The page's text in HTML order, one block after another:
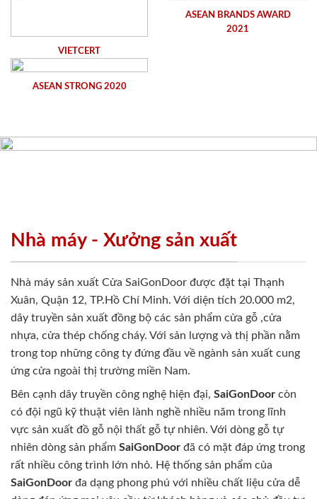
VIETCERT
ASEAN BRANDS AWARD
2021
ASEAN STRONG 2020
Nhà máy - Xưởng sản xuất
Nhà máy sản xuất Cửa SaiGonDoor được đặt tại Thạnh
Xuân, Quận 12, TP.Hồ Chí Minh. Với diện tích 20.000 m2,
dây truyền sản xuất đồng bộ các sản phẩm cửa gỗ ,cửa
nhựa, cửa thép chống cháy. Với sản lượng và thị phần nằm
trong top những công ty đứng đầu về ngành sản xuất cung
ứng cửa ngoài thị trường miền Nam.
Bên cạnh dây truyền công nghệ hiện đại, SaiGonDoor còn
có đội ngũ kỹ thuật viên lành nghề nhiều năm trong lĩnh
vực sản xuất đồ gỗ nội thất gỗ tự nhiên. Với dòng gỗ tự
nhiên dòng sản phẩm SaiGonDoor đã có mặt đáp ứng trong
rất nhiều công trình lớn nhỏ. Hệ thống sản phẩm của
SaiGonDoor đa dạng phong phú với nhiều chất liệu cửa dễ